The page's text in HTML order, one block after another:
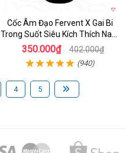
Cốc Âm Đạo Fervent X Gai Bi
Trong Suốt Siêu Kích Thích Nam
Giới
350.000₫ 402.000₫
(940)
4 5